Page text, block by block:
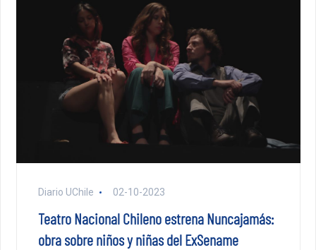
Diario UChile 02-10-2023
Teatro Nacional Chileno estrena Nuncajamás:
obra sobre niños y niñas del ExSename